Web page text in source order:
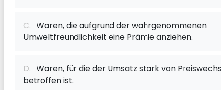
C. Waren, die aufgrund der wahrgenommenen
Umweltfreundlichkeit eine Prämie anziehen.
D. Waren, für die der Umsatz stark von
betroffen ist.